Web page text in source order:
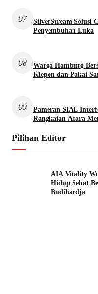
07
SilverStream Solusi
Penyembuhan Luka
08
Warga Hamburg
Klepon dan Pakai
09
Pameran SIAL
Rangkaian Acara
Pilihan Editor
AIA Vitality
Hidup Sehat
Budihardja